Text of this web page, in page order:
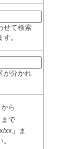
せて検索
。
が分かれ
から
まで
」ま